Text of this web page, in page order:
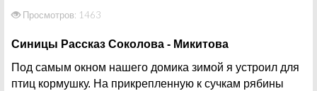
Просмотров: 1463
Синицы Рассказ Соколова - Микитова
Под самым окном нашего домика зимой я устроил для
птиц кормушку. На прикрепленную к сучкам рябины